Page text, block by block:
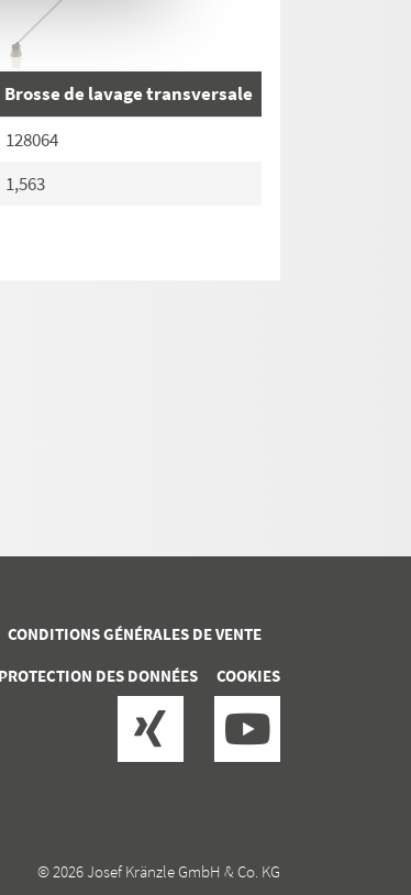
Brosse de lavage transversale
128064
1,563
CONDITIONS GÉNÉRALES DE VENTE
PROTECTION DES DONNÉES
COOKIES
© 2026 Josef Kränzle GmbH & Co. KG